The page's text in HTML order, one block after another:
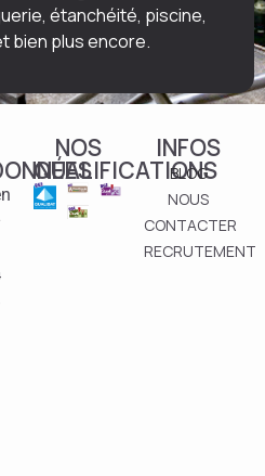
étanchéité, piscine,
bien plus encore.
NOS
QUALIFICATIONS
INFOS
BLOG
NOUS
CONTACTER
RECRUTEMENT